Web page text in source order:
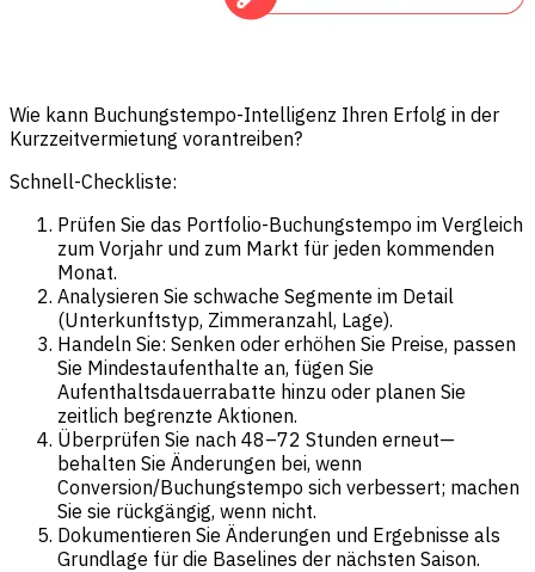
Wie kann Buchungstempo-Intelligenz Ihren Erfolg in der
Kurzzeitvermietung vorantreiben?
Schnell-Checkliste:
Prüfen Sie das Portfolio-Buchungstempo im Vergleich
zum Vorjahr und zum Markt für jeden kommenden
Monat.
Analysieren Sie schwache Segmente im Detail
(Unterkunftstyp, Zimmeranzahl, Lage).
Handeln Sie: Senken oder erhöhen Sie Preise, passen
Sie Mindestaufenthalte an, fügen Sie
Aufenthaltsdauerrabatte hinzu oder planen Sie
zeitlich begrenzte Aktionen.
Überprüfen Sie nach 48–72 Stunden erneut—
behalten Sie Änderungen bei, wenn
Conversion/Buchungstempo sich verbessert; machen
Sie sie rückgängig, wenn nicht.
Dokumentieren Sie Änderungen und Ergebnisse als
Grundlage für die Baselines der nächsten Saison.